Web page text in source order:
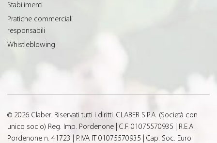
Stabilimenti
Pratiche commerciali
responsabili
Whistleblowing
© 2026 Claber. Riservati tutti i diritti. CLABER S.P.A. (Società con
unico socio) Reg. Imp. Pordenone | C.F. 01075570935 | R.E.A.
Pordenone n. 41723 | P.IVA IT 01075570935 | Cap. Soc. Euro